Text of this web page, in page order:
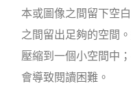
本或圖像之間留下空
之間留出足夠的空間
壓縮到一個小空間中
會導致閱讀困難。